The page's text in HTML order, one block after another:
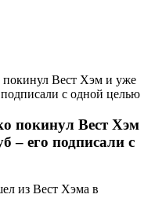
Вест Хэм и уже
с одной целью
покинул Вест Хэм
– его подписали с
из Вест Хэма в